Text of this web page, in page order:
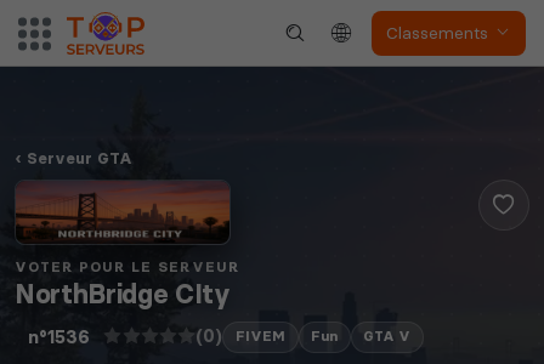
Classements
Serveur GTA
VOTER POUR LE SERVEUR
NorthBridge CIty
n°1536 (0) FIVEM Fun GTA V